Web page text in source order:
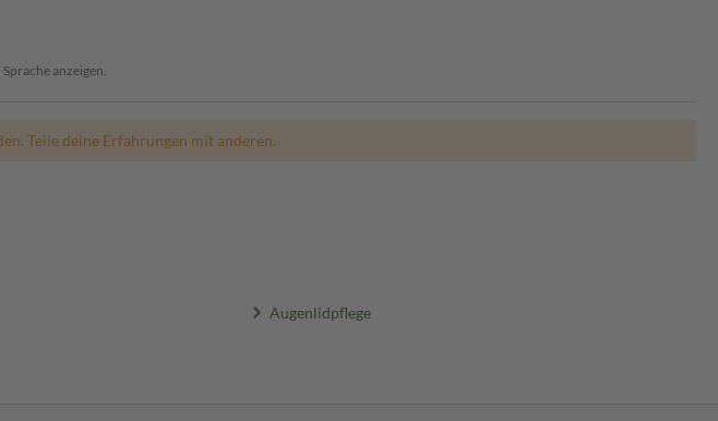
anzeigen.
Teile deine Erfahrungen mit anderen.
Augenlidpflege